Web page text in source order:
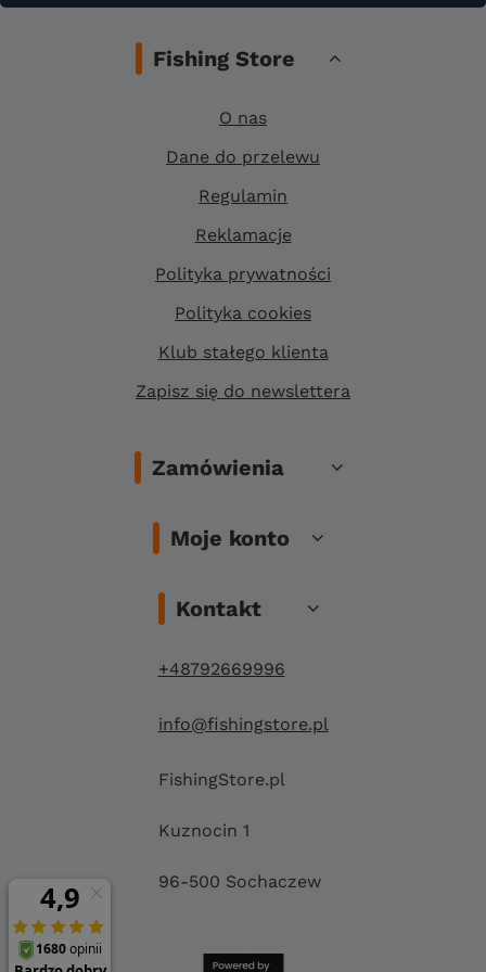
Fishing Store
O nas
Dane do przelewu
Regulamin
Reklamacje
Polityka prywatności
Polityka cookies
Klub stałego klienta
Zapisz się do newslettera
Zamówienia
Moje konto
Kontakt
+48792669996
info@fishingstore.pl
FishingStore.pl
Kuznocin 1
96-500 Sochaczew